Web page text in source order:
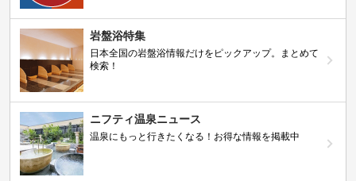
岩盤浴特集
日本全国の岩盤浴情報だけをピックアップ。まとめて
検索！
ニフティ温泉ニュース
温泉にもっと行きたくなる！お得な情報を掲載中